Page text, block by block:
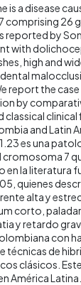
is a disease
26
reported by
with
high and
report the
by
clinical
and Latin
es una
cromosoma 7
en la literatura
quienes
alta y
corto, paladar
y retardo
con
técnicas de
clásicos.
América Latina.